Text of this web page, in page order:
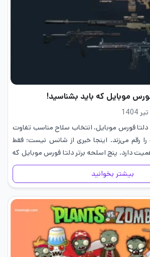
دلتا فورس موبایل، انتخاب سلاح مناسب تفاوت
رقم می‌زند. اینجا خبری از شانس نیست؛ فقط
دارد. پنج اسلحه برتر دلتا فورس موبایل که
بیشتر بخوانید